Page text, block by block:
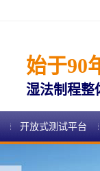
始于90
湿法制程整
开放式测试平台